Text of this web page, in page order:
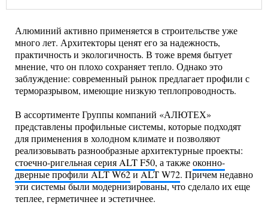
Алюминий активно применяется в строительстве уже
много лет. Архитекторы ценят его за надежность,
практичность и экологичность. В тоже время бытует
мнение, что он плохо сохраняет тепло. Однако это
заблуждение: современный рынок предлагает профили с
терморазрывом, имеющие низкую теплопроводность.
В ассортименте Группы компаний «АЛЮТЕХ»
представлены профильные системы, которые подходят
для применения в холодном климате и позволяют
реализовывать разнообразные архитектурные проекты:
стоечно-ригельная серия ALT F50, а такжеоконно-
дверные профили ALT W62иALT W72. Причем недавно
эти системы были модернизированы, что сделало их еще
теплее, герметичнее и эстетичнее.